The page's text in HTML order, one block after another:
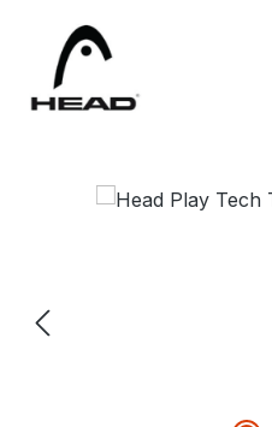
Bildergalerie überspringen